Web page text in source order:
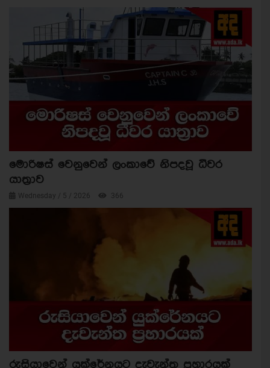
මොරිෂස් වෙනුවෙන් ලංකාවේ නිපදවූ ධීවර
යාත්‍රාව
Wednesday / 5 / 2026 366
රුසියාවෙන් යුක්රේනයට දැවැන්ත ප්‍රහාරයක්